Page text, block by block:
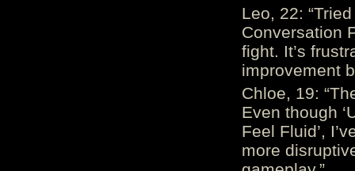
Leo, 22:
Conversation
fight. It’s
improvement
Chloe, 19:
Even though
Feel Fluid’,
more